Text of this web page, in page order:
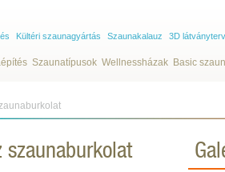
Kültéri szaunagyártás Szaunakalauz 3D
Szaunatípusok Wellnessházak Basic
szaunaburkolat